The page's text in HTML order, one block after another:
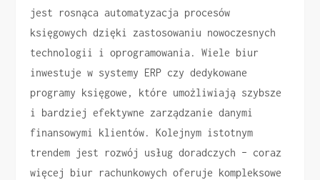
jest rosnąca automatyzacja procesów
księgowych dzięki zastosowaniu nowoczesnych
technologii i oprogramowania. Wiele biur
inwestuje w systemy ERP czy dedykowane
programy księgowe, które umożliwiają szybsze
i bardziej efektywne zarządzanie danymi
finansowymi klientów. Kolejnym istotnym
trendem jest rozwój usług doradczych – coraz
więcej biur rachunkowych oferuje kompleksowe